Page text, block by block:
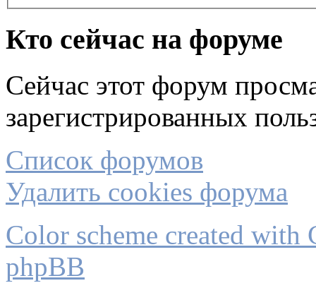
Кто сейчас на форуме
Сейчас этот форум
зарегистрированных
Список форумов
Удалить cookies форума
Color scheme created with
phpBB